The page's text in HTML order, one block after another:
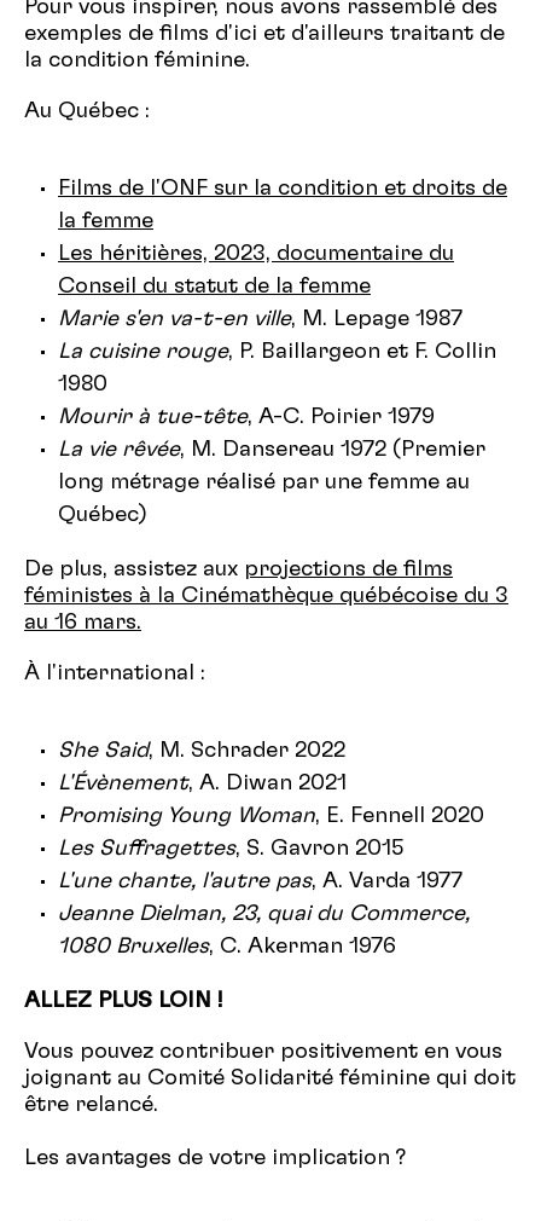
Pour vous inspirer, nous avons rassemblé des
exemples de films d'ici et d'ailleurs traitant de
la condition féminine.
Au Québec :
Films de l'ONF sur la condition et droits de
la femme
Les héritières, 2023, documentaire du
Conseil du statut de la femme
Marie s'en va-t-en ville, M. Lepage 1987
La cuisine rouge, P. Baillargeon et F. Collin
1980
Mourir à tue-tête, A-C. Poirier 1979
La vie rêvée, M. Dansereau 1972 (Premier
long métrage réalisé par une femme au
Québec)
De plus, assistez aux projections de films
féministes à la Cinémathèque québécoise du 3
au 16 mars.
À l'international :
She Said, M. Schrader 2022
L'Évènement, A. Diwan 2021
Promising Young Woman, E. Fennell 2020
Les Suffragettes, S. Gavron 2015
L'une chante, l'autre pas, A. Varda 1977
Jeanne Dielman, 23, quai du Commerce,
1080 Bruxelles, C. Akerman 1976
ALLEZ PLUS LOIN !
Vous pouvez contribuer positivement en vous
joignant au Comité Solidarité féminine qui doit
être relancé.
Les avantages de votre implication ?